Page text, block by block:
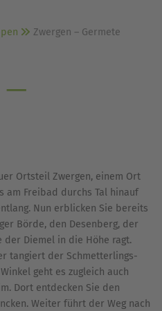
Zwergen – Germete
Ortsteil Zwergen, einem Ort
am Freibad durchs Tal hinauf
Nun erblicken Sie bereits
Börde, den Desenberg, der
Diemel in die Höhe ragt.
tangiert der Schmetterlings-
geht es zugleich auch
Dort entdecken Sie den
Weiter führt der Weg nach